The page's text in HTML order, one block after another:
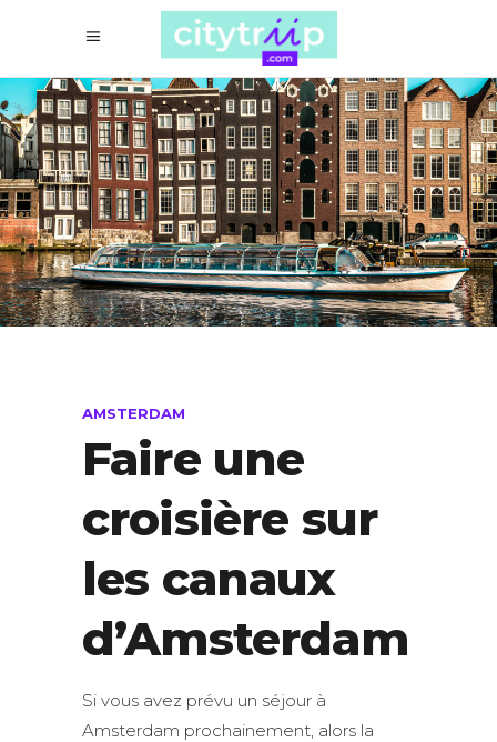
AMSTERDAM
Faire une
croisière sur
les canaux
d’Amsterdam
Si vous avez prévu un séjour à
Amsterdam prochainement, alors la